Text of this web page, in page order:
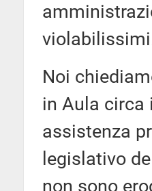
Noi
in Aula circa
assistenza
legislativo
non sono